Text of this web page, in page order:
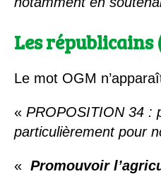
Les républicains
Le mot OGM
«PROPOSITION 34 :
particulièrement pour
« Promouvoir